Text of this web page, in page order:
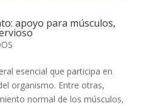
apoyo para músculos,
esencial que participa en
organismo. Entre otras,
normal de los músculos,